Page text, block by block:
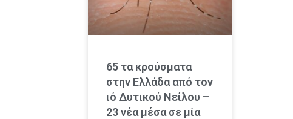
65 τα κρούσματα
στην Ελλάδα από τον
ιό Δυτικού Νείλου –
23 νέα μέσα σε μία